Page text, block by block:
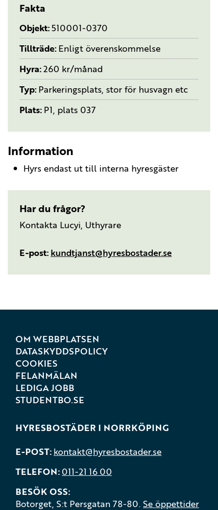
Fakta
Objekt 510001-0370
Tillträde Enligt överenskommelse
Hyra 260 kr/månad
Typ Parkeringsplats, stor för husvagn etc
Plats P1, plats 037
Information
Hyrs endast ut till interna hyresgäster
Har du frågor?
Kontakta Lucyi, Uthyrare
E-post kundtjanst@hyresbostader.se
OM WEBBPLATSEN
DATASKYDDSPOLICY
COOKIES
FELANMÄLAN
LEDIGA JOBB
STUDENTBO.SE
HYRESBOSTÄDER I NORRKÖPING
E-POST kontakt@hyresbostader.se
TELEFON 011-21 16 00
BESÖK OSS
Botorget, S:t Persgatan 78-80. Se öppettider